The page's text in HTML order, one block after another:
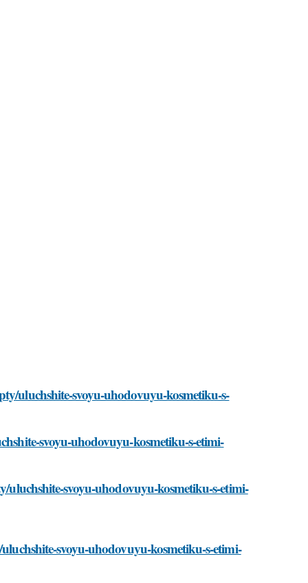
uluchshite-svoyu-uhodovuyu-kosmetiku-s-
svoyu-uhodovuyu-kosmetiku-s-etimi-
svoyu-uhodovuyu-kosmetiku-s-etimi-
svoyu-uhodovuyu-kosmetiku-s-etimi-